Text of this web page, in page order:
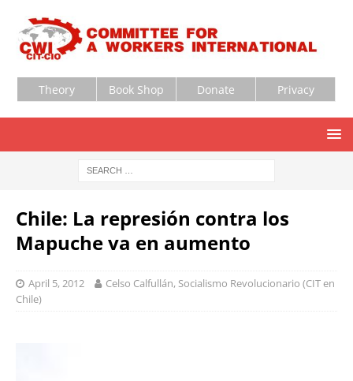
Theory Book Shop Donate Privacy
Chile: La represión contra los
Mapuche va en aumento
April 5, 2012
Celso Calfullán, Socialismo Revolucionario (CIT en
Chile)